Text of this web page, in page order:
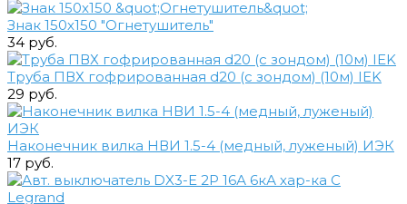
Знак 150х150 "Огнетушитель"
34 руб.
Труба ПВХ гофрированная d20 (с зондом) (10м) IEK
29 руб.
Наконечник вилка НВИ 1.5-4 (медный, луженый) ИЭК
17 руб.